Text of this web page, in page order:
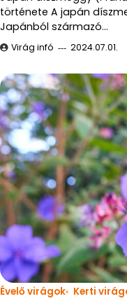
története A japán
Japánból származó…
Virág infó 2024.07.01.
Évelő virágok Kerti